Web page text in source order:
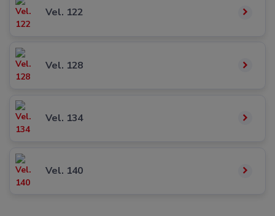
Vel. 122
Vel. 128
Vel. 134
Vel. 140